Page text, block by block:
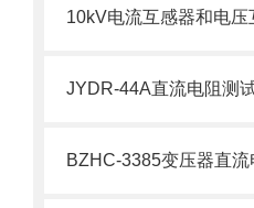
10kV电流互感器和电
JYDR-44A直流电阻测